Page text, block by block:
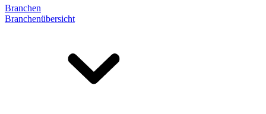
Branchen
Branchenübersicht